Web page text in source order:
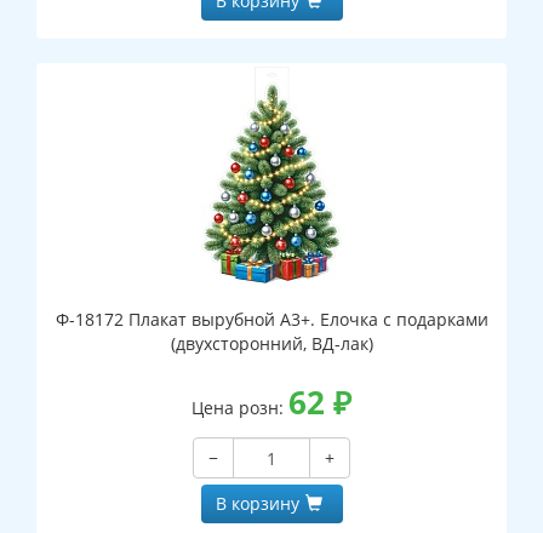
Ф-18172 Плакат вырубной А3+. Елочка с подарками
(двухсторонний, ВД-лак)
Цена розн: 62 ₽
−
+
В корзину